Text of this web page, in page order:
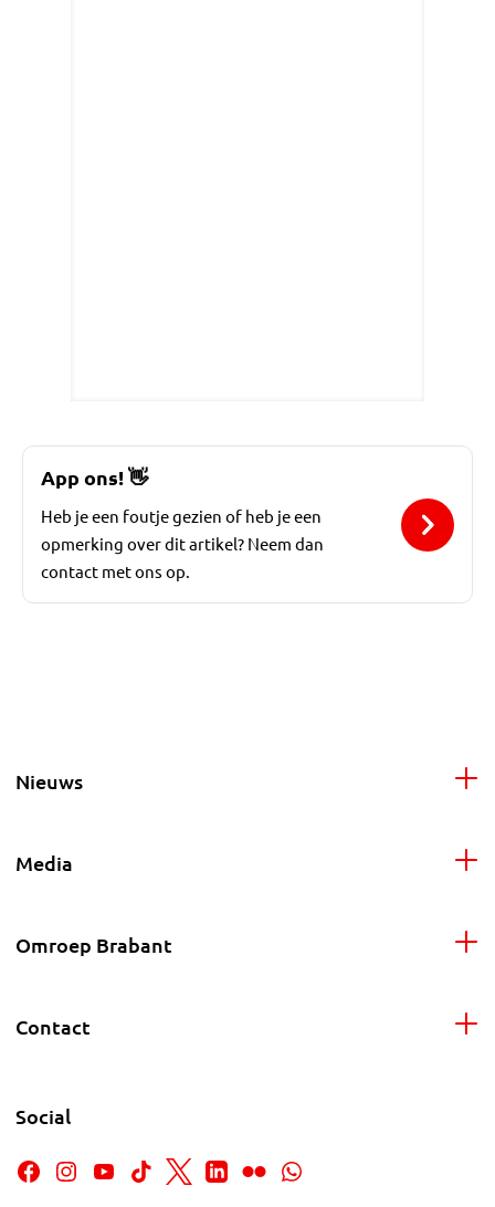
App ons!👋
Heb je een foutje gezien of heb je een
opmerking over dit artikel? Neem dan
contact met ons op.
Nieuws
Media
Omroep Brabant
Contact
Social